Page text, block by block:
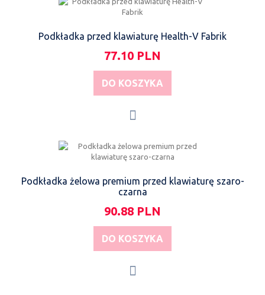
Podkładka przed klawiaturę Health-V Fabrik
77.10 PLN
DO KOSZYKA
Podkładka żelowa premium przed klawiaturę szaro-
czarna
90.88 PLN
DO KOSZYKA